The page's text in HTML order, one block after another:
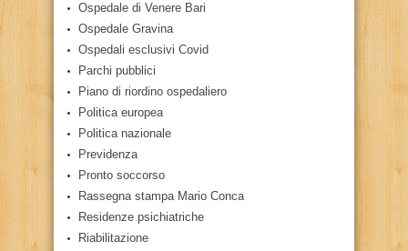
Ospedale di Venere Bari
Ospedale Gravina
Ospedali esclusivi Covid
Parchi pubblici
Piano di riordino ospedaliero
Politica europea
Politica nazionale
Previdenza
Pronto soccorso
Rassegna stampa Mario Conca
Residenze psichiatriche
Riabilitazione